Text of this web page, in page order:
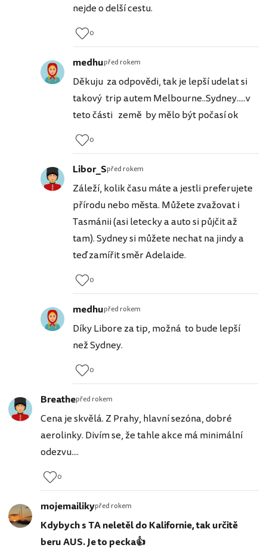
nejde o delší cestu.
0
medhupřed rokem
Děkuju za odpovědi, tak je lepší udelat si
takový trip autem Melbourne..Sydney.....v
teto části země by mělo být počasí ok
0
Libor_Spřed rokem
Záleží, kolik času máte a jestli preferujete
přírodu nebo města. Můžete zvažovat i
Tasmánii (asi letecky a auto si půjčit až
tam). Sydney si můžete nechat na jindy a
teď zamířit směr Adelaide.
0
medhupřed rokem
Díky Libore za tip, možná to bude lepší
než Sydney.
0
Breathepřed rokem
Cena je skvělá. Z Prahy, hlavní sezóna, dobré
aerolinky. Divím se, že tahle akce má minimální
odezvu....
0
mojemailikypřed rokem
Kdybych s TA neletěl do Kalifornie, tak určitě
beru AUS. Je to pecka👍